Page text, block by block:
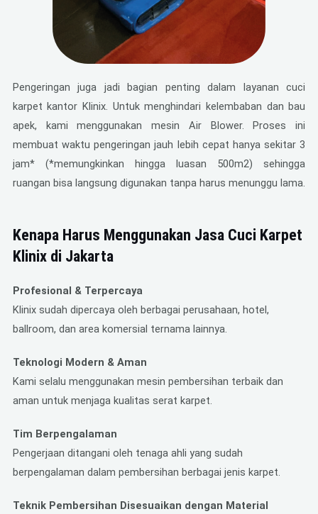
Pengeringan juga jadi bagian penting dalam layanan cuci
karpet kantor Klinix. Untuk menghindari kelembaban dan bau
apek, kami menggunakan mesin Air Blower. Proses ini
membuat waktu pengeringan jauh lebih cepat hanya sekitar 3
jam* (*memungkinkan hingga luasan 500m2) sehingga
ruangan bisa langsung digunakan tanpa harus menunggu lama.
Kenapa Harus Menggunakan Jasa Cuci Karpet
Klinix di Jakarta
Profesional & Terpercaya
Klinix sudah dipercaya oleh berbagai perusahaan, hotel,
ballroom, dan area komersial ternama lainnya.
Teknologi Modern & Aman
Kami selalu menggunakan mesin pembersihan terbaik dan
aman untuk menjaga kualitas serat karpet.
Tim Berpengalaman
Pengerjaan ditangani oleh tenaga ahli yang sudah
berpengalaman dalam pembersihan berbagai jenis karpet.
Teknik Pembersihan Disesuaikan dengan Material